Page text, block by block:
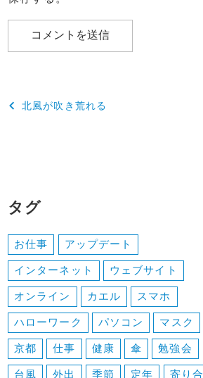
投
ゲ
シ
ョ
ン
北風が吹き荒れる
タグ
お仕事 アップデート
インターネット ウェブサイト
オンライン カエル スマホ
ハローワーク パソコン マスク
京都 仕事 健康 傘 勉強会
台風 外出 季節 定年 寄り